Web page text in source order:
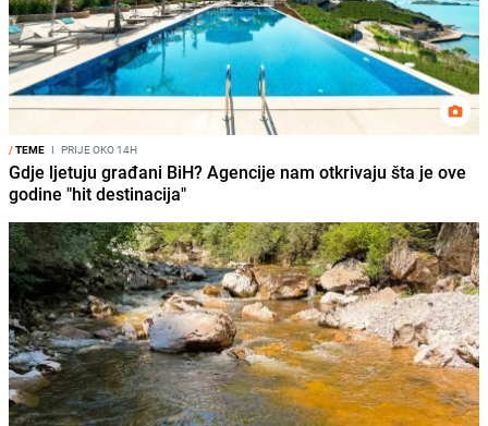
/TEME I PRIJE OKO 14H
Gdje ljetuju građani BiH? Agencije nam otkrivaju šta je ove
godine "hit destinacija"